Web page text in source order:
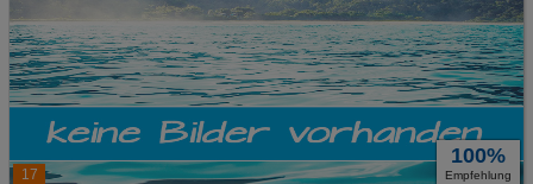
17
100%
Empfehlung